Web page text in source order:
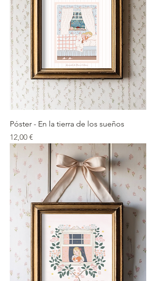
Póster - En la tierra de los sueños
Precio
12,00 €